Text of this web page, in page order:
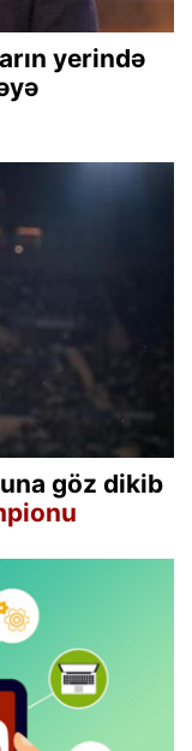
yerində
göz dikib